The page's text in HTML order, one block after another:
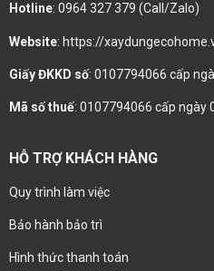
Hotline: 0964 327 379 (Call/Zalo)
Website: https://
Giấy ĐKKD số: 0107794066 cấp
Mã số thuế: 0107794066 cấp ngày
HỖ TRỢ KHÁCH HÀNG
Quy trình làm việc
Bảo hành bảo trì
Hình thức thanh toán